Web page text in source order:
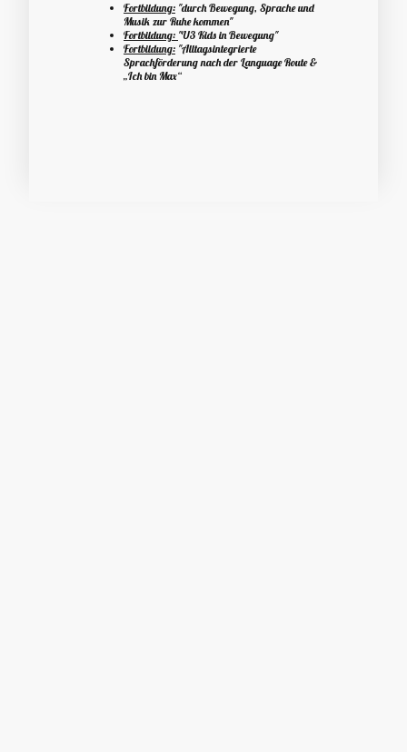
Fortbildung: "durch Bewegung, Sprache und
Musik zur Ruhe kommen"
Fortbildung: "U3 Kids in Bewegung"
Fortbildung: "Alltagsintegrierte
Sprachförderung nach der Language Route &
„Ich bin Max“